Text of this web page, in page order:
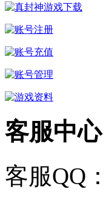
客服中心
客服QQ